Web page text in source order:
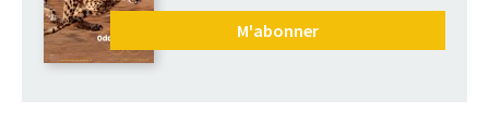
M'abonner